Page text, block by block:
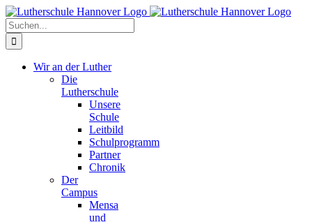
Zum
Inhalt
springen
Facebook
X
Instagram
Pinterest
Suche
nach:
Wir an der Luther
Die
Lutherschule
Unsere
Schule
Leitbild
Schulprogramm
Partner
Chronik
Der
Campus
Mensa
und